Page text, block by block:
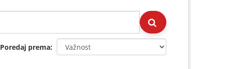
Poredaj prema